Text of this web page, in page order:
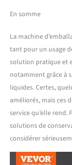
En somme
La machine
tant pour un usage
solution pratique et
notamment grâce à
liquides. Certes,
améliorés, mais ces
service qu’elle
solutions de
considérer